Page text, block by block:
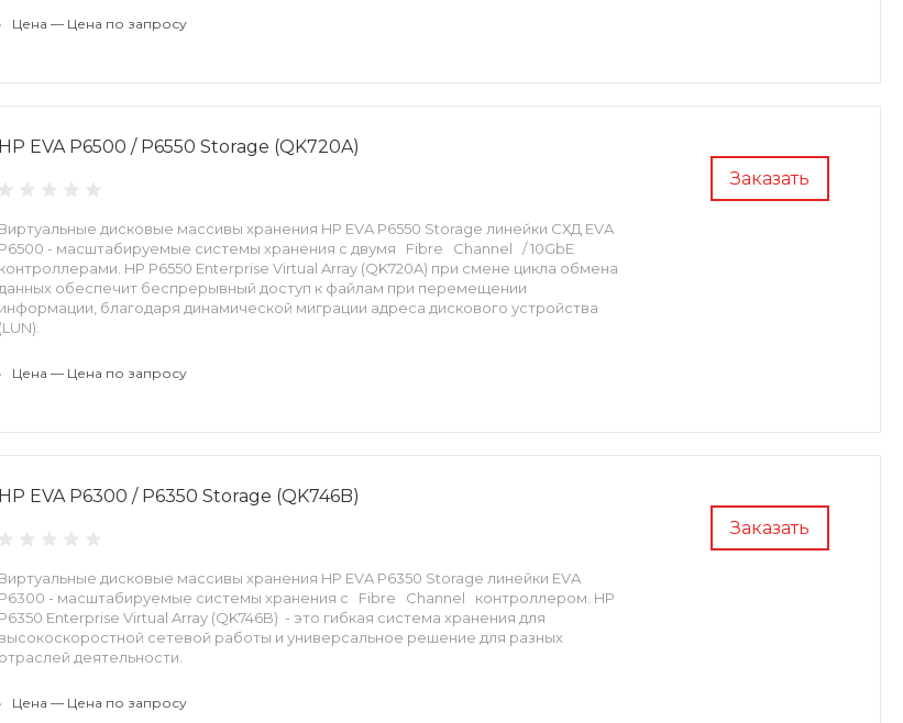
• Цена — Цена по запросу
Заказать
HP EVA P6500 / P6550 Storage (QK720A)
Виртуальные дисковые массивы хранения HP EVA P6550 Storage линейки СХД EVA
P6500 - масштабируемые системы хранения с двумя Fibre Channel / 10GbE
контроллерами. HP P6550 Enterprise Virtual Array (QK720A) при смене цикла обмена
данных обеспечит беспрерывный доступ к файлам при перемещении
информации, благодаря динамической миграции адреса дискового устройства
(LUN).
• Цена — Цена по запросу
Заказать
HP EVA P6300 / P6350 Storage (QK746B)
Виртуальные дисковые массивы хранения HP EVA P6350 Storage линейки EVA
P6300 - масштабируемые системы хранения с Fibre Channel контроллером. HP
P6350 Enterprise Virtual Array (QK746B) - это гибкая система хранения для
высокоскоростной сетевой работы и универсальное решение для разных
отраслей деятельности.
• Цена — Цена по запросу